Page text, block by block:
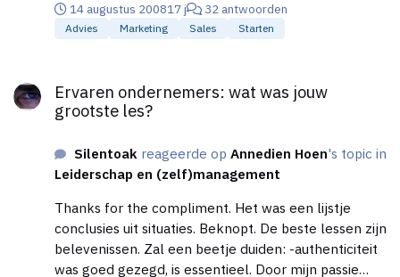
hoe zijn we zelf ) Binnen stappen in winkels is geen
garantie, want de aankopen zijn reeds gemaakt voor
vermeld ik even dat de ene ontwerper na de ander,
het in België voor bekeken houdt ( mensen die al 20
de kosten hoog. Spaar of leen er desnoods voor
maar een stand op kleine vakbeurzen zullen je
zeker opbrengen, bezoek er al een paar om feeling
met het gebeuren te krijgen, gewoon eerst kijken
en op de details letten van hoe de groteren het
doen ( ontvangst, presentatie, bestellingen
14 augustus 200817 j 32 antwoorden
Advies Marketing Sales Starten
Ervaren ondernemers: wat was jouw
grootste les?
Silentoak reageerde opAnnedien Hoen's topic in
Leiderschap en (zelf)management
Thanks for the compliment. Het was een lijstje
conclusies uit situaties. Beknopt. De beste lessen zijn
belevenissen. Zal een beetje duiden: -authenticiteit
was goed gezegd, is essentieel. Door mijn passie